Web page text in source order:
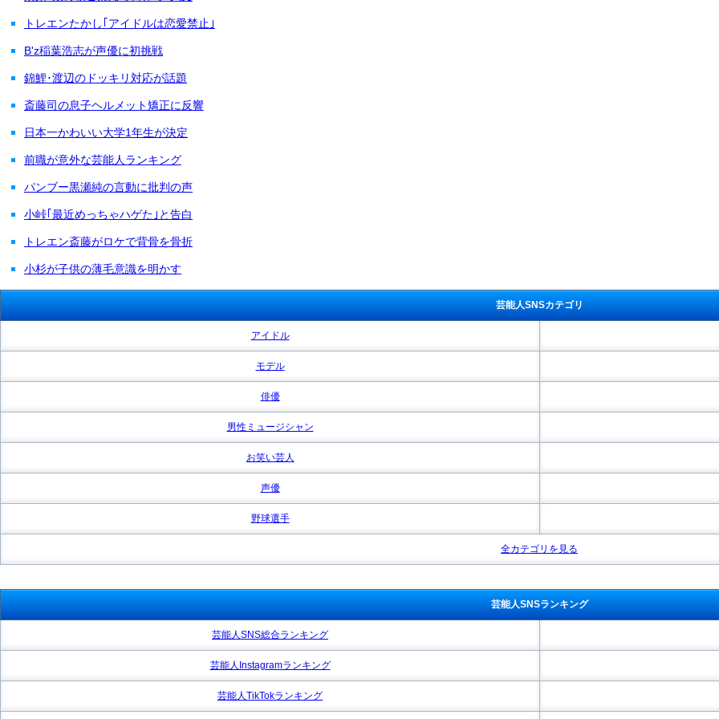
トレエンたかし｢アイドルは恋愛禁止｣
B'z稲葉浩志が声優に初挑戦
錦鯉･渡辺のドッキリ対応が話題
斎藤司の息子ヘルメット矯正に反響
日本一かわいい大学1年生が決定
前職が意外な芸能人ランキング
パンブー黒瀬純の言動に批判の声
小峠｢最近めっちゃハゲた｣と告白
トレエン斎藤がロケで背骨を骨折
小杉が子供の薄毛意識を明かす
芸能人SNSカテゴリ
アイドル
モデル
俳優
男性ミュージシャン
お笑い芸人
声優
野球選手
全カテゴリを見る
芸能人SNSランキング
芸能人SNS総合ランキング
芸能人Instagramランキング
芸能人TikTokランキング